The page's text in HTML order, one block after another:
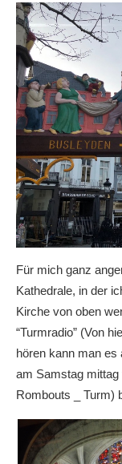
Für mich ganz
Kathedrale, in der
Kirche von oben
“Turmradio” (Von
hören kann man
am Samstag mittag
Rombouts _ Turm)